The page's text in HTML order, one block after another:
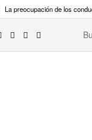
La preocupación de los